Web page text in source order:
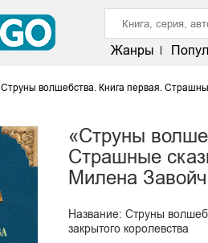
Жанры
Струны волшебства. Книга первая.
«Струны
Страшные
Милена
Название: Струны
закрытого королевства